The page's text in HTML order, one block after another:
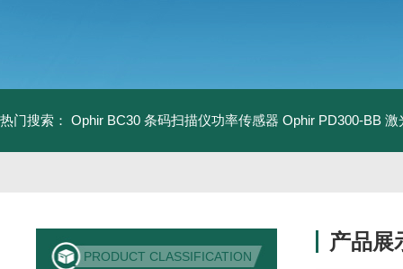
热门搜索： Ophir BC30 条码扫描仪功率传感器 Ophir PD300-BB
PRODUCT CLASSIFICATION
产品展